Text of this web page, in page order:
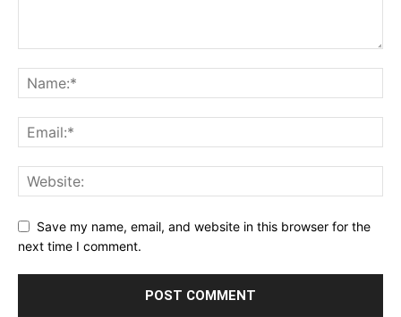
Save my name, email, and website in this browser for the
next time I comment.